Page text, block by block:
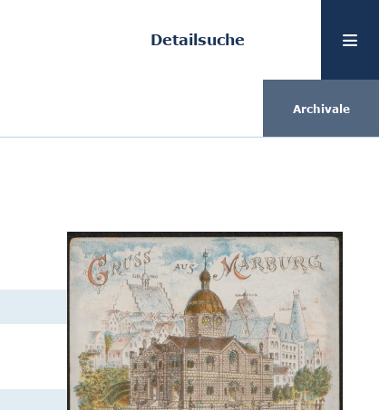
Detailsuche
Archivale